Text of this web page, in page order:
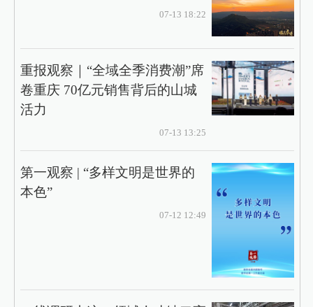
07-13 18:22
重报观察｜“全域全季消费潮”席
卷重庆 70亿元销售背后的山城
活力
07-13 13:25
第一观察 | “多样文明是世界的
本色”
07-12 12:49